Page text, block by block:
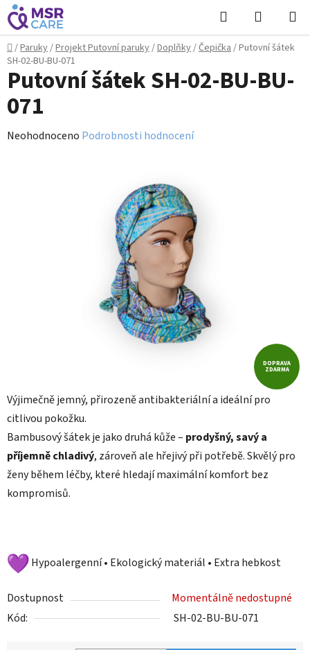
Přejít
na
obsah
Hledat
KOŠÍK
Domů
/Paruky/Projekt Putovní paruky/Doplňky/Čepička/Putovní šátek
SH-02-BU-BU-071
Výjimečně jemný, přirozeně antibakteriální a ideální pro
citlivou pokožku.
Bambusový šátek je jako druhá kůže – prodyšný, savý a
příjemně chladivý, zároveň ale hřejivý při potřebě. Skvělý pro
ženy během léčby, které hledají maximální komfort bez
kompromisů.
Hypoalergenní • Ekologický materiál • Extra hebkost
Dostupnost
Momentálně nedostupné
Kód:
SH-02-BU-BU-071
Putovní šátek SH-02-BU-BU-
071
Průměrné
Neohodnoceno Podrobnosti hodnocení
DOPRAVA
ZDARMA